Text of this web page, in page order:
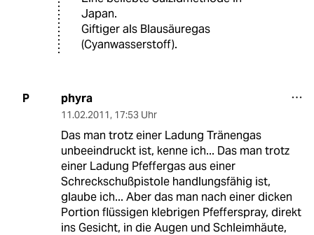
Japan.
Giftiger als Blausäuregas
(Cyanwasserstoff).
P phyra
11.02.2011, 17:53 Uhr
Das man trotz einer Ladung Tränengas
unbeeindruckt ist, kenne ich... Das man trotz
einer Ladung Pfeffergas aus einer
Schreckschußpistole handlungsfähig ist,
glaube ich... Aber das man nach einer dicken
Portion flüssigen klebrigen Pfefferspray, direkt
ins Gesicht, in die Augen und Schleimhäute,